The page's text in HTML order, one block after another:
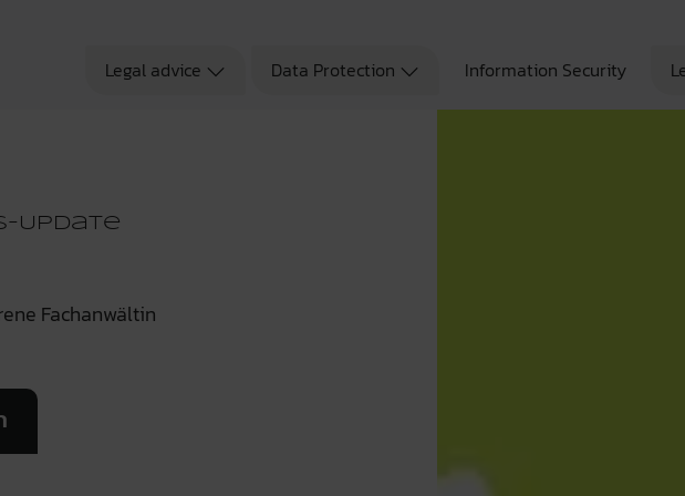
Legal advice Data Protection Information Security
Update
Fachanwältin